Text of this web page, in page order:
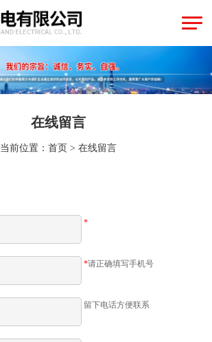
在线留言
当前位置： 首页> 在线留言
*
*请正确填写手机号
留下电话方便联系